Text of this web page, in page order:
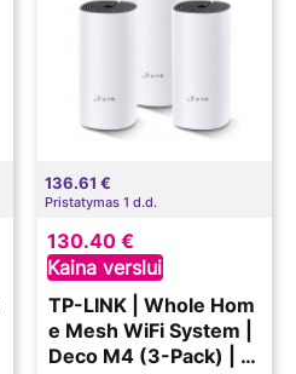
136.61 €
Pristatymas 1 d.d.
130.40 €
Kaina verslui
TP-LINK | Whole Hom
e Mesh WiFi System |
Deco M4 (3-Pack) | 8